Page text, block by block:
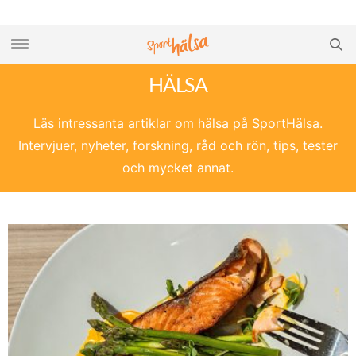
HÄLSA
Läs intressanta artiklar om hälsa på SportHälsa.
Intervjuer, nyheter, forskning, råd och rön, tips, tester
och mycket annat.